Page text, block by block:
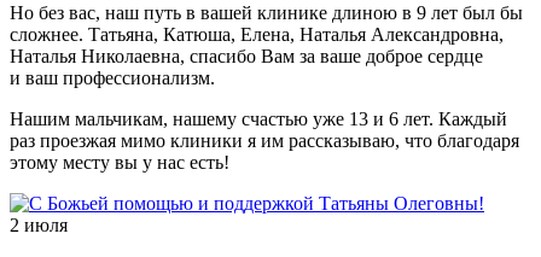
Но без вас, наш путь в вашей клинике длиною в 9 лет был бы
сложнее. Татьяна, Катюша, Елена, Наталья Александровна,
Наталья Николаевна, спасибо Вам за ваше доброе сердце
и ваш профессионализм.
Нашим мальчикам, нашему счастью уже 13 и 6 лет. Каждый
раз проезжая мимо клиники я им рассказываю, что благодаря
этому месту вы у нас есть!
2 июля